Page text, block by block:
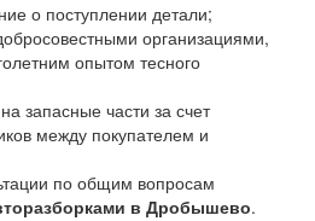
о поступлении детали;
организациями,
опытом тесного
запасные части за счет
между покупателем и
по общим вопросам
в Дробышево.